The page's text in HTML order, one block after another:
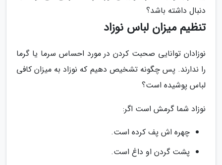
دنبال داشته باشد؟
تنظیم میزان لباس نوزاد
نوزادان توانایی صحبت کردن در مورد احساس سرما یا گرما
را ندارند. پس چگونه تشخیص دهیم که نوزاد به میزان کافی
لباس پوشیده است؟
نوزاد شما گرمش است اگر:
چهره اش پف کرده است.
پشت گردن او داغ است.